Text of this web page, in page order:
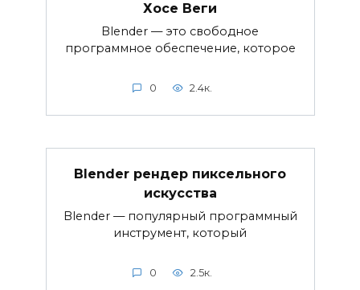
Хосе Веги
Blender — это свободное
программное обеспечение, которое
0 2.4к.
Blender рендер пиксельного
искусства
Blender — популярный программный
инструмент, который
0 2.5к.